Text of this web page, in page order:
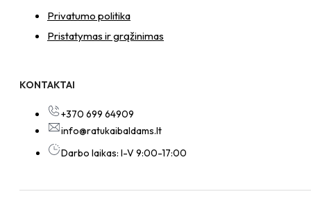
Privatumo politika
Pristatymas ir grąžinimas
KONTAKTAI
+370 699 64909
info@ratukaibaldams.lt
Darbo laikas: I-V 9:00-17:00